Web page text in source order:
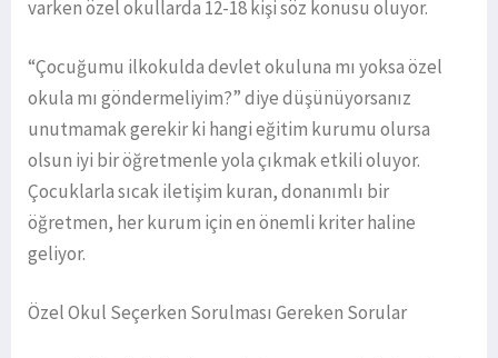
varken özel okullarda 12-18 kişi söz konusu oluyor.
“Çocuğumu ilkokulda devlet okuluna mı yoksa özel
okula mı göndermeliyim?” diye düşünüyorsanız
unutmamak gerekir ki hangi eğitim kurumu olursa
olsun iyi bir öğretmenle yola çıkmak etkili oluyor.
Çocuklarla sıcak iletişim kuran, donanımlı bir
öğretmen, her kurum için en önemli kriter haline
geliyor.
Özel Okul Seçerken Sorulması Gereken Sorular